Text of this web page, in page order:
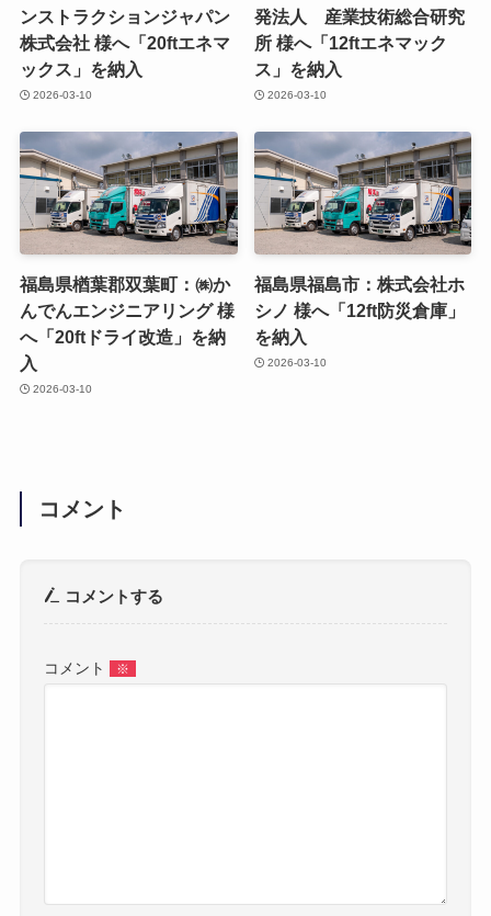
ンストラクションジャパン
株式会社 様へ「20ftエネマ
ックス」を納入
2026-03-10
発法人 産業技術総合研究
所 様へ「12ftエネマック
ス」を納入
2026-03-10
福島県楢葉郡双葉町：㈱か
んでんエンジニアリング 様
へ「20ftドライ改造」を納
入
2026-03-10
福島県福島市：株式会社ホ
シノ 様へ「12ft防災倉庫」
を納入
2026-03-10
コメント
コメントする
コメント ※